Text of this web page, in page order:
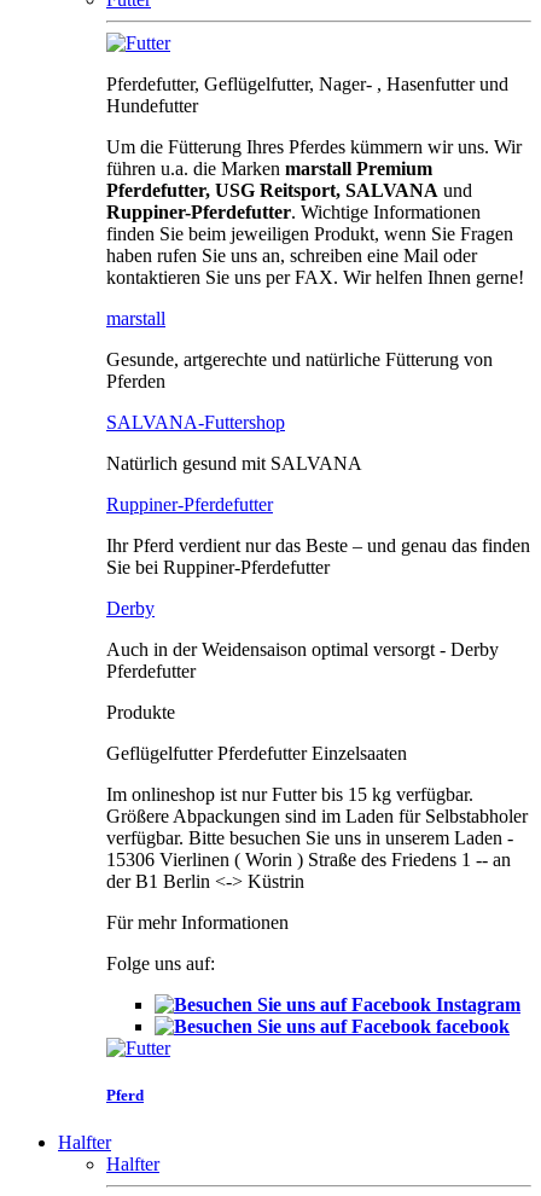
Pferdefutter, Geflügelfutter, Nager- , Hasenfutter und
Hundefutter
Um die Fütterung Ihres Pferdes kümmern wir uns. Wir
führen u.a. die Marken marstall Premium
Pferdefutter, USG Reitsport, SALVANA und
Ruppiner-Pferdefutter. Wichtige Informationen
finden Sie beim jeweiligen Produkt, wenn Sie Fragen
haben rufen Sie uns an, schreiben eine Mail oder
kontaktieren Sie uns per FAX. Wir helfen Ihnen gerne!
marstall
Gesunde, artgerechte und natürliche Fütterung von
Pferden
SALVANA-Futtershop
Natürlich gesund mit SALVANA
Ruppiner-Pferdefutter
Ihr Pferd verdient nur das Beste – und genau das finden
Sie bei Ruppiner-Pferdefutter
Derby
Auch in der Weidensaison optimal versorgt - Derby
Pferdefutter
Produkte
Geflügelfutter Pferdefutter Einzelsaaten
Im onlineshop ist nur Futter bis 15 kg verfügbar.
Größere Abpackungen sind im Laden für Selbstabholer
verfügbar. Bitte besuchen Sie uns in unserem Laden -
15306 Vierlinen ( Worin ) Straße des Friedens 1 -- an
der B1 Berlin <-> Küstrin
Für mehr Informationen
Folge uns auf:
Instagram
facebook
Pferd
Halfter
Halfter